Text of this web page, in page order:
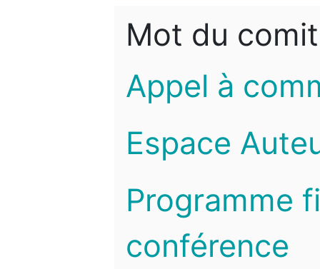
Mot du
Appel à
Espace
Programme
conférence